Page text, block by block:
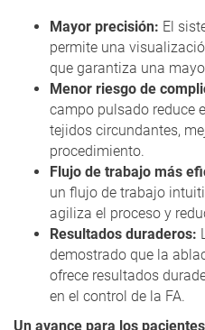
Mayor precisión: El
permite una
que garantiza una
Menor riesgo de
campo pulsado reduce
tejidos circundantes,
procedimiento.
Flujo de trabajo más
un flujo de trabajo
agiliza el proceso y
Resultados duraderos:
demostrado que la
ofrece resultados
en el control de la FA.
Un avance para los pacientes